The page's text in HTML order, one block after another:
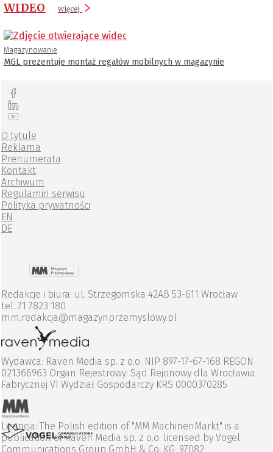
WIDEO więcej
Magazynowanie
MGL prezentuje montaż regałów mobilnych w magazynie
O tytule
Reklama
Prenumerata
Kontakt
Archiwum
Regulamin serwisu
Polityka prywatności
EN
DE
Redakcje i biura: ul. Strzegomska 42AB 53-611 Wrocław
tel. 71 7823 180
mm.redakcja@magazynprzemyslowy.pl
Wydawca: Raven Media sp. z o.o. NIP 897-17-67-168 REGON
021366963 Organ Rejestrowy: Sąd Rejonowy dla Wrocławia
Fabrycznej VI Wydział Gospodarczy KRS 0000370285
Licencja: The Polish edition of "MM MachinenMarkt" is a
publication of Raven Media sp. z o.o. licensed by Vogel
Communications Group GmbH & Co. KG, 97082